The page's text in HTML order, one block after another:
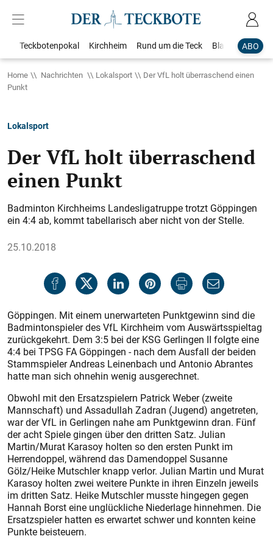
ABO
Teckbotenpokal Kirchheim Rund um die Teck Blaulicht
Home Nachrichten Lokalsport
Der VfL holt überraschend einen
Punkt
Lokalsport
Der VfL holt überraschend
einen Punkt
Badminton Kirchheims Landesligatruppe trotzt Göppingen
ein 4:4 ab, kommt tabellarisch aber nicht von der Stelle.
25.10.2018
Göppingen. Mit einem unerwarteten Punktgewinn sind die
Badmintonspieler des VfL Kirchheim vom Auswärtsspieltag
zurückgekehrt. Dem 3:5 bei der KSG Gerlingen II folgte eine
4:4 bei TPSG FA Göppingen - nach dem Ausfall der beiden
Stammspieler Andreas Leinenbach und Antonio Abrantes
hatte man sich ohnehin wenig ausgerechnet.
Obwohl mit den Ersatzspielern Patrick Weber (zweite
Mannschaft) und Assadullah Zadran (Jugend) angetreten,
war der VfL in Gerlingen nahe am Punktgewinn dran. Fünf
der acht Spiele gingen über den dritten Satz. Julian
Martin/Murat Karasoy holten so den ersten Punkt im
Herrendoppel, während das Damendoppel Susanne
Gölz/Heike Mutschler knapp verlor. Julian Martin und Murat
Karasoy holten zwei weitere Punkte in ihren Einzeln jeweils
im dritten Satz. Heike Mutschler musste hingegen gegen
Hannah Borst eine unglückliche Niederlage hinnehmen. Die
Ersatzspieler hatten es erwartet schwer und konnten keine
Punkte beisteuern.